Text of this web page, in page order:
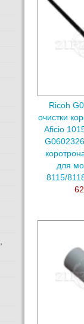
Ricoh
очистки
Aficio
для
8115/